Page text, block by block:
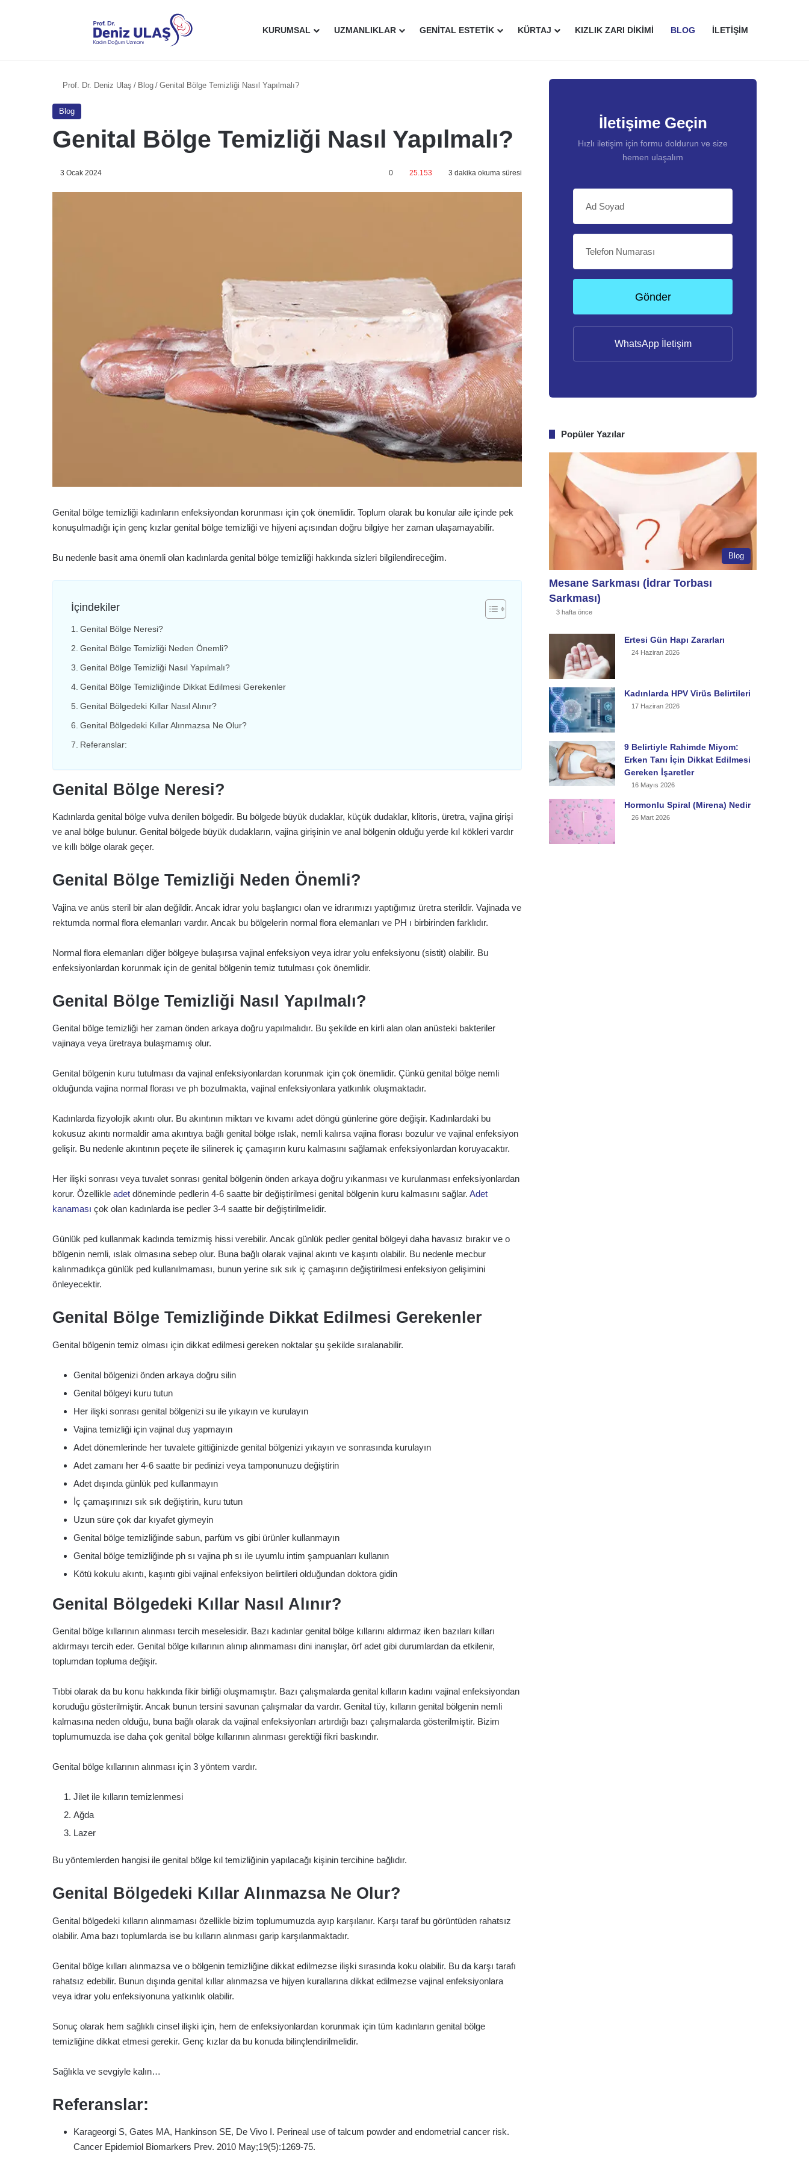
KURUMSAL UZMANLIKLAR GENITAL ESTETIK KÜRTAJ KIZLIK ZARI DIKIMI BLOG İLETIŞIM
Prof. Dr. Deniz Ulaş / Blog / Genital Bölge Temizliği Nasıl Yapılmalı?
Blog
Genital Bölge Temizliği Nasıl Yapılmalı?
3 Ocak 2024 0 25.153 3 dakika okuma süresi
Genital bölge temizliği kadınların enfeksiyondan korunması için çok önemlidir. Toplum olarak bu konular aile içinde pek
konuşulmadığı için genç kızlar genital bölge temizliği ve hijyeni açısından doğru bilgiye her zaman ulaşamayabilir.
Bu nedenle basit ama önemli olan kadınlarda genital bölge temizliği hakkında sizleri bilgilendireceğim.
İçindekiler
Genital Bölge Neresi?
Genital Bölge Temizliği Neden Önemli?
Genital Bölge Temizliği Nasıl Yapılmalı?
Genital Bölge Temizliğinde Dikkat Edilmesi Gerekenler
Genital Bölgedeki Kıllar Nasıl Alınır?
Genital Bölgedeki Kıllar Alınmazsa Ne Olur?
Referanslar:
Genital Bölge Neresi?
Kadınlarda genital bölge vulva denilen bölgedir. Bu bölgede büyük dudaklar, küçük dudaklar, klitoris, üretra, vajina girişi
ve anal bölge bulunur. Genital bölgede büyük dudakların, vajina girişinin ve anal bölgenin olduğu yerde kıl kökleri vardır
ve kıllı bölge olarak geçer.
Genital Bölge Temizliği Neden Önemli?
Vajina ve anüs steril bir alan değildir. Ancak idrar yolu başlangıcı olan ve idrarımızı yaptığımız üretra sterildir. Vajinada ve
rektumda normal flora elemanları vardır. Ancak bu bölgelerin normal flora elemanları ve PH ı birbirinden farklıdır.
Normal flora elemanları diğer bölgeye bulaşırsa vajinal enfeksiyon veya idrar yolu enfeksiyonu (sistit) olabilir. Bu
enfeksiyonlardan korunmak için de genital bölgenin temiz tutulması çok önemlidir.
Genital Bölge Temizliği Nasıl Yapılmalı?
Genital bölge temizliği her zaman önden arkaya doğru yapılmalıdır. Bu şekilde en kirli alan olan anüsteki bakteriler
vajinaya veya üretraya bulaşmamış olur.
Genital bölgenin kuru tutulması da vajinal enfeksiyonlardan korunmak için çok önemlidir. Çünkü genital bölge nemli
olduğunda vajina normal florası ve ph bozulmakta, vajinal enfeksiyonlara yatkınlık oluşmaktadır.
Kadınlarda fizyolojik akıntı olur. Bu akıntının miktarı ve kıvamı adet döngü günlerine göre değişir. Kadınlardaki bu
kokusuz akıntı normaldir ama akıntıya bağlı genital bölge ıslak, nemli kalırsa vajina florası bozulur ve vajinal enfeksiyon
gelişir. Bu nedenle akıntının peçete ile silinerek iç çamaşırın kuru kalmasını sağlamak enfeksiyonlardan koruyacaktır.
Her ilişki sonrası veya tuvalet sonrası genital bölgenin önden arkaya doğru yıkanması ve kurulanması enfeksiyonlardan
korur. Özellikle adet döneminde pedlerin 4-6 saatte bir değiştirilmesi genital bölgenin kuru kalmasını sağlar. Adet
kanaması çok olan kadınlarda ise pedler 3-4 saatte bir değiştirilmelidir.
Günlük ped kullanmak kadında temizmiş hissi verebilir. Ancak günlük pedler genital bölgeyi daha havasız bırakır ve o
bölgenin nemli, ıslak olmasına sebep olur. Buna bağlı olarak vajinal akıntı ve kaşıntı olabilir. Bu nedenle mecbur
kalınmadıkça günlük ped kullanılmaması, bunun yerine sık sık iç çamaşırın değiştirilmesi enfeksiyon gelişimini
önleyecektir.
Genital Bölge Temizliğinde Dikkat Edilmesi Gerekenler
Genital bölgenin temiz olması için dikkat edilmesi gereken noktalar şu şekilde sıralanabilir.
Genital bölgenizi önden arkaya doğru silin
Genital bölgeyi kuru tutun
Her ilişki sonrası genital bölgenizi su ile yıkayın ve kurulayın
Vajina temizliği için vajinal duş yapmayın
Adet dönemlerinde her tuvalete gittiğinizde genital bölgenizi yıkayın ve sonrasında kurulayın
Adet zamanı her 4-6 saatte bir pedinizi veya tamponunuzu değiştirin
Adet dışında günlük ped kullanmayın
İç çamaşırınızı sık sık değiştirin, kuru tutun
Uzun süre çok dar kıyafet giymeyin
Genital bölge temizliğinde sabun, parfüm vs gibi ürünler kullanmayın
Genital bölge temizliğinde ph sı vajina ph sı ile uyumlu intim şampuanları kullanın
Kötü kokulu akıntı, kaşıntı gibi vajinal enfeksiyon belirtileri olduğundan doktora gidin
Genital Bölgedeki Kıllar Nasıl Alınır?
Genital bölge kıllarının alınması tercih meselesidir. Bazı kadınlar genital bölge kıllarını aldırmaz iken bazıları kılları
aldırmayı tercih eder. Genital bölge kıllarının alınıp alınmaması dini inanışlar, örf adet gibi durumlardan da etkilenir,
toplumdan topluma değişir.
Tıbbi olarak da bu konu hakkında fikir birliği oluşmamıştır. Bazı çalışmalarda genital kılların kadını vajinal enfeksiyondan
koruduğu gösterilmiştir. Ancak bunun tersini savunan çalışmalar da vardır. Genital tüy, kılların genital bölgenin nemli
kalmasına neden olduğu, buna bağlı olarak da vajinal enfeksiyonları artırdığı bazı çalışmalarda gösterilmiştir. Bizim
toplumumuzda ise daha çok genital bölge kıllarının alınması gerektiği fikri baskındır.
Genital bölge kıllarının alınması için 3 yöntem vardır.
Jilet ile kılların temizlenmesi
Ağda
Lazer
Bu yöntemlerden hangisi ile genital bölge kıl temizliğinin yapılacağı kişinin tercihine bağlıdır.
Genital Bölgedeki Kıllar Alınmazsa Ne Olur?
Genital bölgedeki kılların alınmaması özellikle bizim toplumumuzda ayıp karşılanır. Karşı taraf bu görüntüden rahatsız
olabilir. Ama bazı toplumlarda ise bu kılların alınması garip karşılanmaktadır.
Genital bölge kılları alınmazsa ve o bölgenin temizliğine dikkat edilmezse ilişki sırasında koku olabilir. Bu da karşı tarafı
rahatsız edebilir. Bunun dışında genital kıllar alınmazsa ve hijyen kurallarına dikkat edilmezse vajinal enfeksiyonlara
veya idrar yolu enfeksiyonuna yatkınlık olabilir.
Sonuç olarak hem sağlıklı cinsel ilişki için, hem de enfeksiyonlardan korunmak için tüm kadınların genital bölge
temizliğine dikkat etmesi gerekir. Genç kızlar da bu konuda bilinçlendirilmelidir.
Sağlıkla ve sevgiyle kalın…
Referanslar:
Karageorgi S, Gates MA, Hankinson SE, De Vivo I. Perineal use of talcum powder and endometrial cancer risk.
Cancer Epidemiol Biomarkers Prev. 2010 May;19(5):1269-75.
İletişime Geçin
Hızlı iletişim için formu doldurun ve size
hemen ulaşalım
Gönder
WhatsApp İletişim
Popüler Yazılar
Blog
Mesane Sarkması (İdrar Torbası
Sarkması)
3 hafta önce
Ertesi Gün Hapı Zararları
24 Haziran 2026
Kadınlarda HPV Virüs Belirtileri
17 Haziran 2026
9 Belirtiyle Rahimde Miyom:
Erken Tanı İçin Dikkat Edilmesi
Gereken İşaretler
16 Mayıs 2026
Hormonlu Spiral (Mirena) Nedir
26 Mart 2026